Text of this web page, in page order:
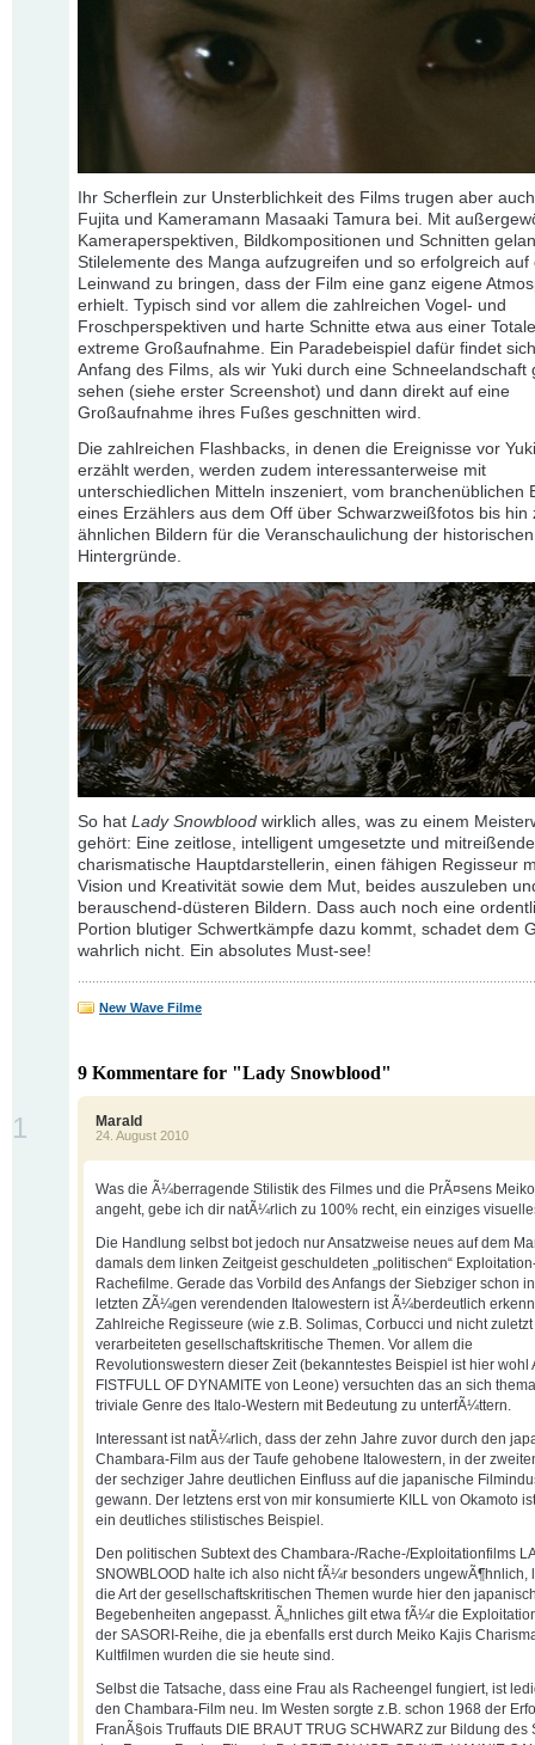
Ihr Scherflein zur Unsterblichkeit des Films trugen aber
Fujita und Kameramann Masaaki Tamura bei. Mit
Kameraperspektiven, Bildkompositionen und Schnitten
Stilelemente des Manga aufzugreifen und so erfolgreich auf
Leinwand zu bringen, dass der Film eine ganz eigene
erhielt. Typisch sind vor allem die zahlreichen Vogel- und
Froschperspektiven und harte Schnitte etwa aus einer
extreme Großaufnahme. Ein Paradebeispiel dafür findet
Anfang des Films, als wir Yuki durch eine Schneelandschaft
sehen (siehe erster Screenshot) und dann direkt auf eine
Großaufnahme ihres Fußes geschnitten wird.
Die zahlreichen Flashbacks, in denen die Ereignisse vor
erzählt werden, werden zudem interessanterweise mit
unterschiedlichen Mitteln inszeniert, vom branchenüblichen
eines Erzählers aus dem Off über Schwarzweißfotos bis hin
ähnlichen Bildern für die Veranschaulichung der historischen
Hintergründe.
So hat Lady Snowblood wirklich alles, was zu einem
gehört: Eine zeitlose, intelligent umgesetzte und
charismatische Hauptdarstellerin, einen fähigen Regisseur
Vision und Kreativität sowie dem Mut, beides auszuleben
berauschend-düsteren Bildern. Dass auch noch eine
Portion blutiger Schwertkämpfe dazu kommt, schadet dem
wahrlich nicht. Ein absolutes Must-see!
New Wave Filme
9 Kommentare for "Lady Snowblood"
Marald
24. August 2010
1
Was die Ã¼berragende Stilistik des Filmes und die PrÃ¤sens
angeht, gebe ich dir natÃ¼rlich zu 100% recht, ein einziges
Die Handlung selbst bot jedoch nur Ansatzweise neues auf dem
damals dem linken Zeitgeist geschuldeten „politischen“
Rachefilme. Gerade das Vorbild des Anfangs der Siebziger schon
letzten ZÃ¼gen verendenden Italowestern ist Ã¼berdeutlich
Zahlreiche Regisseure (wie z.B. Solimas, Corbucci und nicht
verarbeiteten gesellschaftskritische Themen. Vor allem die
Revolutionswestern dieser Zeit (bekanntestes Beispiel ist hier wohl
FISTFULL OF DYNAMITE von Leone) versuchten das an sich
triviale Genre des Italo-Western mit Bedeutung zu unterfÃ¼ttern.
Interessant ist natÃ¼rlich, dass der zehn Jahre zuvor durch den
Chambara-Film aus der Taufe gehobene Italowestern, in der
der sechziger Jahre deutlichen Einfluss auf die japanische
gewann. Der letztens erst von mir konsumierte KILL von Okamoto
ein deutliches stilistisches Beispiel.
Den politischen Subtext des Chambara-/Rache-/Exploitationfilms
SNOWBLOOD halte ich also nicht fÃ¼r besonders ungewÃ¶hnlich,
die Art der gesellschaftskritischen Themen wurde hier den
Begebenheiten angepasst. Ã„hnliches gilt etwa fÃ¼r die
der SASORI-Reihe, die ja ebenfalls erst durch Meiko Kajis
Kultfilmen wurden die sie heute sind.
Selbst die Tatsache, dass eine Frau als Racheengel fungiert, ist
den Chambara-Film neu. Im Westen sorgte z.B. schon 1968 der
FranÃ§ois Truffauts DIE BRAUT TRUG SCHWARZ zur Bildung des